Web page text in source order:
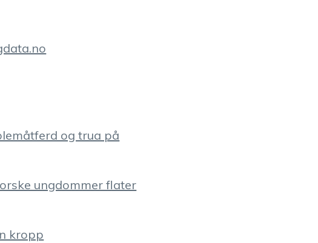
og trua på
ungdommer flater
kropp